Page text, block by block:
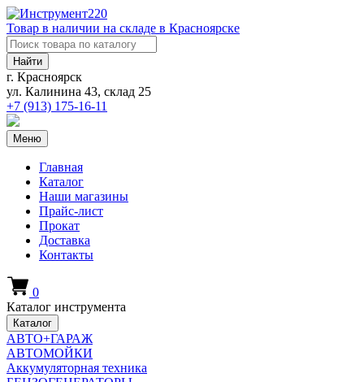
Товар в наличии на складе в Красноярске
Найти
г. Красноярск
ул. Калинина 43, склад 25
+7 (913) 175-16-11
Меню
Главная
Каталог
Наши магазины
Прайс-лист
Прокат
Доставка
Контакты
0
Каталог инструмента
Каталог
АВТО+ГАРАЖ
АВТОМОЙКИ
Аккумуляторная техника